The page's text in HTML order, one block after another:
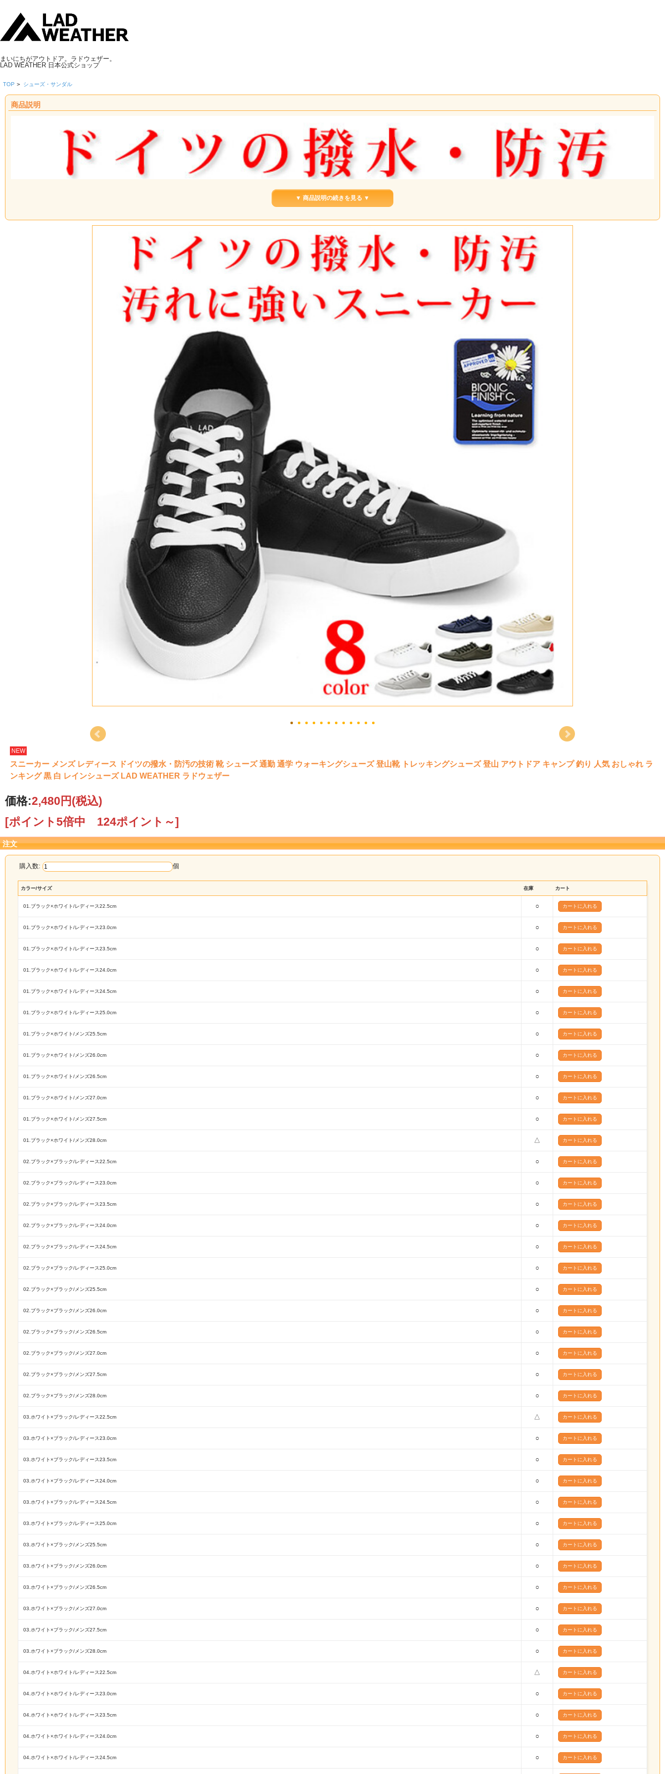
まいにちがアウトドア。ラドウェザー。
LAD WEATHER 日本公式ショップ
TOP > シューズ・サンダル
商品説明
▼ 商品説明の続きを見る ▼
NEW
スニーカー メンズ レディース ドイツの撥水・防汚の技術 靴 シューズ 通勤 通学 ウォーキングシューズ 登山靴 トレッキングシューズ 登山 アウトドア キャンプ 釣り 人気 おしゃれ ラ
ンキング 黒 白 レインシューズ LAD WEATHER ラドウェザー
価格:2,480円(税込)
[ポイント5倍中 124ポイント～]
注文
購入数: 個
カラー/サイズ 在庫 カート
01.ブラック×ホワイト/レディース22.5cm ○
01.ブラック×ホワイト/レディース23.0cm ○
01.ブラック×ホワイト/レディース23.5cm ○
01.ブラック×ホワイト/レディース24.0cm ○
01.ブラック×ホワイト/レディース24.5cm ○
01.ブラック×ホワイト/レディース25.0cm ○
01.ブラック×ホワイト/メンズ25.5cm ○
01.ブラック×ホワイト/メンズ26.0cm ○
01.ブラック×ホワイト/メンズ26.5cm ○
01.ブラック×ホワイト/メンズ27.0cm ○
01.ブラック×ホワイト/メンズ27.5cm ○
01.ブラック×ホワイト/メンズ28.0cm △
02.ブラック×ブラック/レディース22.5cm ○
02.ブラック×ブラック/レディース23.0cm ○
02.ブラック×ブラック/レディース23.5cm ○
02.ブラック×ブラック/レディース24.0cm ○
02.ブラック×ブラック/レディース24.5cm ○
02.ブラック×ブラック/レディース25.0cm ○
02.ブラック×ブラック/メンズ25.5cm ○
02.ブラック×ブラック/メンズ26.0cm ○
02.ブラック×ブラック/メンズ26.5cm ○
02.ブラック×ブラック/メンズ27.0cm ○
02.ブラック×ブラック/メンズ27.5cm ○
02.ブラック×ブラック/メンズ28.0cm ○
03.ホワイト×ブラック/レディース22.5cm △
03.ホワイト×ブラック/レディース23.0cm ○
03.ホワイト×ブラック/レディース23.5cm ○
03.ホワイト×ブラック/レディース24.0cm ○
03.ホワイト×ブラック/レディース24.5cm ○
03.ホワイト×ブラック/レディース25.0cm ○
03.ホワイト×ブラック/メンズ25.5cm ○
03.ホワイト×ブラック/メンズ26.0cm ○
03.ホワイト×ブラック/メンズ26.5cm ○
03.ホワイト×ブラック/メンズ27.0cm ○
03.ホワイト×ブラック/メンズ27.5cm ○
03.ホワイト×ブラック/メンズ28.0cm ○
04.ホワイト×ホワイト/レディース22.5cm △
04.ホワイト×ホワイト/レディース23.0cm ○
04.ホワイト×ホワイト/レディース23.5cm ○
04.ホワイト×ホワイト/レディース24.0cm ○
04.ホワイト×ホワイト/レディース24.5cm ○